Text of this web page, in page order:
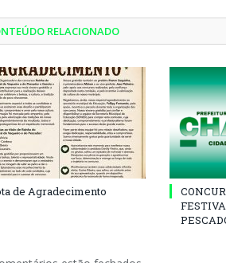
RELACIONADO
de Agradecimento